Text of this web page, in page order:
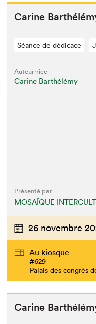
Carine
Séance de dédicace
Auteur·rice
Carine Barthélémy
Présenté par
MOSAÏQUE
26 novembre
Au kiosque
#629
Palais des congrès
Carine